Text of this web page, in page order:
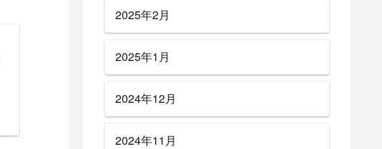
2025年2月
2025年1月
2024年12月
2024年11月